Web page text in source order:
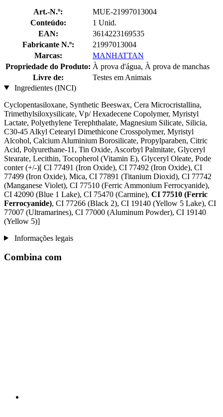
Art.-N.º:
MUE-21997013004
Conteúdo:
1 Unid.
EAN:
3614223169535
Fabricante N.º:
21997013004
Marcas:
MANHATTAN
Propriedade do Produto: À prova d'água, À prova de manchas
Livre de:
Testes em Animais
Ingredientes (INCI)
Cyclopentasiloxane, Synthetic Beeswax, Cera Microcristallina,
Trimethylsiloxysilicate, Vp/ Hexadecene Copolymer, Myristyl
Lactate, Polyethylene Terephthalate, Magnesium Silicate, Silicia,
C30-45 Alkyl Cetearyl Dimethicone Crosspolymer, Myristyl
Alcohol, Calcium Aluminium Borosilicate, Propylparaben, Citric
Acid, Polyurethane-11, Tin Oxide, Ascorbyl Palmitate, Glyceryl
Stearate, Lecithin, Tocopherol (Vitamin E), Glyceryl Oleate, Pode
conter (+/-)[ CI 77491 (Iron Oxide), CI 77492 (Iron Oxide), CI
77499 (Iron Oxide), Mica, CI 77891 (Titanium Dioxid), CI 77742
(Manganese Violet), CI 77510 (Ferric Ammonium Ferrocyanide),
CI 42090 (Blue 1 Lake), CI 75470 (Carmine), CI 77510 (Ferric
Ferrocyanide), CI 77266 (Black 2), CI 19140 (Yellow 5 Lake), CI
77007 (Ultramarines) , CI 77000 (Aluminum Powder), CI 19140
(Yellow 5)]
Informações legais
Combina com